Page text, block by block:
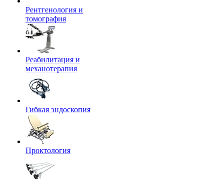
Рентгенология и
томография
Реабилитация и
механотерапия
Гибкая эндоскопия
Проктология